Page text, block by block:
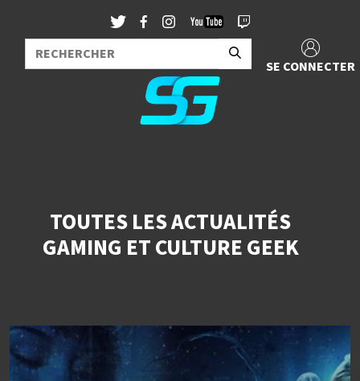
SE CONNECTER
TOUTES LES ACTUALITÉS
GAMING ET CULTURE GEEK